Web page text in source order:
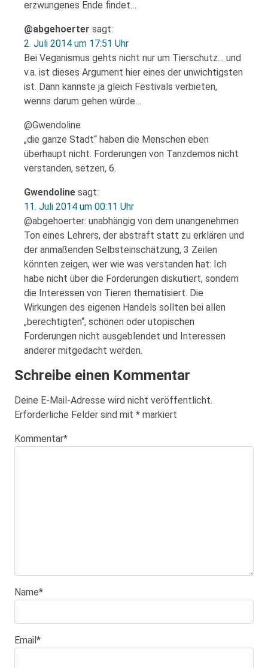
erzwungenes Ende findet…
@abgehoerter sagt:
2. Juli 2014 um 17:51 Uhr
Bei Veganismus gehts nicht nur um Tierschutz… und
v.a. ist dieses Argument hier eines der unwichtigsten
ist. Dann kannste ja gleich Festivals verbieten,
wenns darum gehen würde…
@Gwendoline
„die ganze Stadt“ haben die Menschen eben
überhaupt nicht. Forderungen von Tanzdemos nicht
verstanden, setzen, 6.
Gwendoline sagt:
11. Juli 2014 um 00:11 Uhr
@abgehoerter: unabhängig von dem unangenehmen
Ton eines Lehrers, der abstraft statt zu erklären und
der anmaßenden Selbsteinschätzung, 3 Zeilen
könnten zeigen, wer wie was verstanden hat: Ich
habe nicht über die Forderungen diskutiert, sondern
die Interessen von Tieren thematisiert. Die
Wirkungen des eigenen Handels sollten bei allen
„berechtigten“, schönen oder utopischen
Forderungen nicht ausgeblendet und Interessen
anderer mitgedacht werden.
Schreibe einen Kommentar
Deine E-Mail-Adresse wird nicht veröffentlicht.
Erforderliche Felder sind mit * markiert
Kommentar*
Name*
Email*